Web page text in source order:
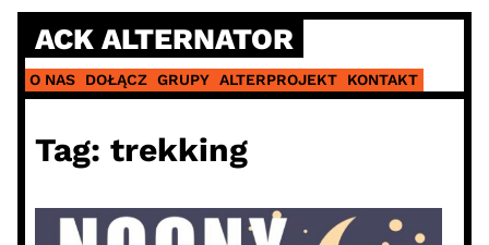
Skip
content
ACK ALTERNATOR
O NAS DOŁĄCZ GRUPY ALTERPROJEKT KONTAKT
Tag: trekking